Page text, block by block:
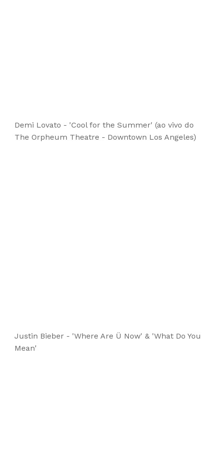
Demi Lovato - 'Cool for the Summer' (ao vivo do
The Orpheum Theatre - Downtown Los Angeles)
Justin Bieber - 'Where Are Ü Now' & 'What Do You
Mean'